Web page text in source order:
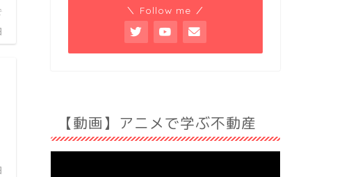
＼ Follow me ／
【動画】アニメで学ぶ不動産